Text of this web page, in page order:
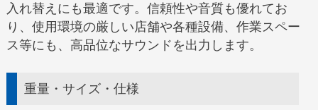
入れ替えにも最適です。信頼性や音質も優れてお
り、使用環境の厳しい店舗や各種設備、作業スペー
ス等にも、高品位なサウンドを出力します。
重量・サイズ・仕様